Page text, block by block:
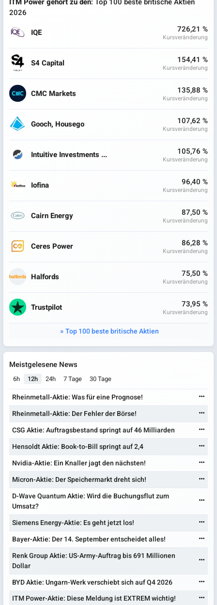
2026
IQE
726,21 %
Kursveränderung
S4 Capital 154,41 %
Kursveränderung
CMC Markets 135,88 %
Kursveränderung
Gooch, Housego 107,62 %
Kursveränderung
Intuitive Investments ... 105,76 %
Kursveränderung
Iofina 96,40 %
Kursveränderung
Cairn Energy 87,50 %
Kursveränderung
Ceres Power 86,28 %
Kursveränderung
Halfords 75,50 %
Kursveränderung
Trustpilot 73,95 %
Kursveränderung
Top 100 beste britische Aktien
Meistgelesene News
6h 12h 24h 7 Tage 30 Tage
Rheinmetall-Aktie: Was für eine Prognose!
Rheinmetall-Aktie: Der Fehler der Börse!
CSG Aktie: Auftragsbestand springt auf 46 Milliarden
Hensoldt Aktie: Book-to-Bill springt auf 2,4
Nvidia-Aktie: Ein Knaller jagt den nächsten!
Micron-Aktie: Der Speichermarkt dreht sich!
D-Wave Quantum Aktie: Wird die Buchungsflut zum
Umsatz?
Siemens Energy-Aktie: Es geht jetzt los!
Bayer-Aktie: Der 14. September entscheidet alles!
Renk Group Aktie: US-Army-Auftrag bis 691 Millionen
Dollar
BYD Aktie: Ungarn-Werk verschiebt sich auf Q4 2026
ITM Power-Aktie: Diese Meldung ist EXTREM wichtig!